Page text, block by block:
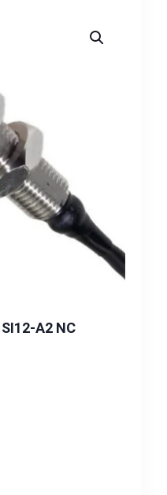
A2 NC